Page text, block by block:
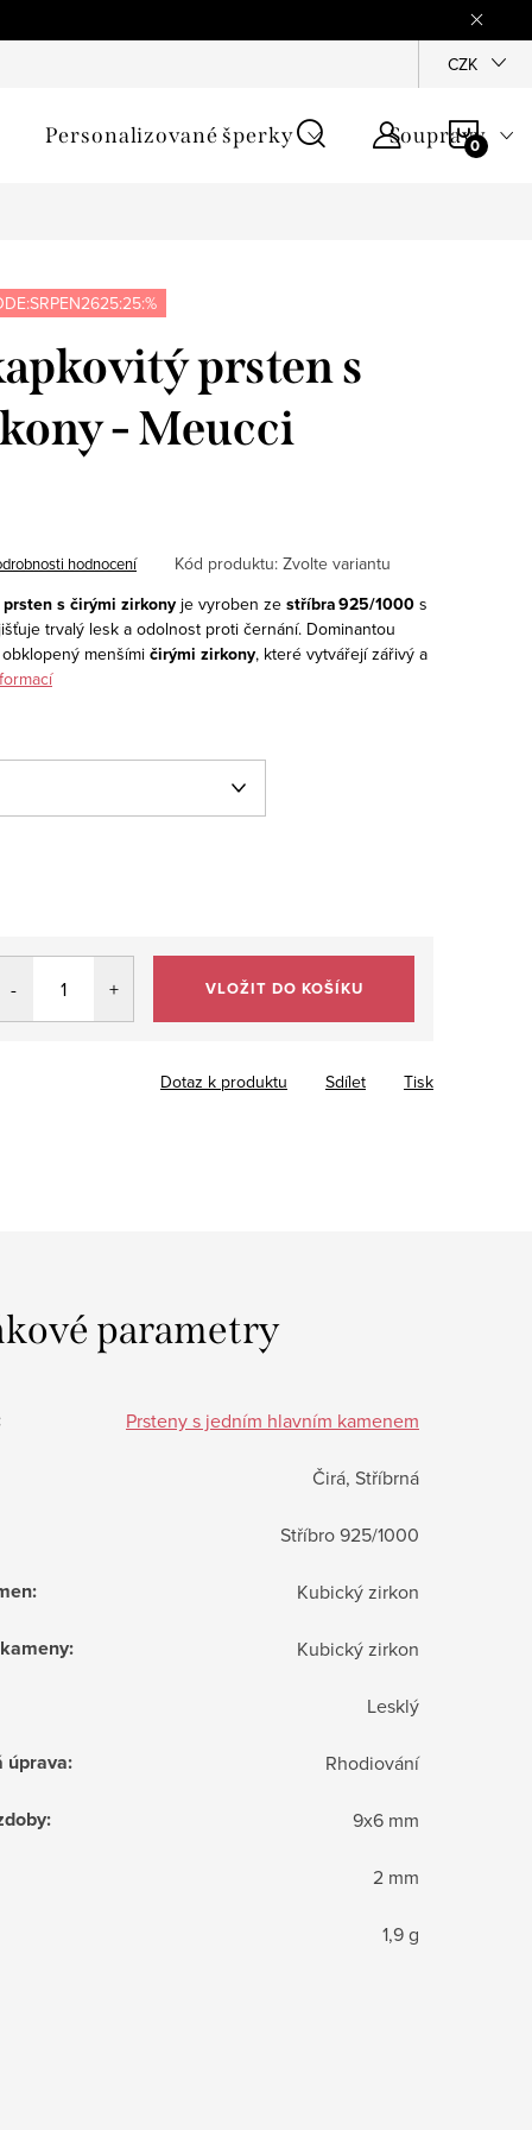
Jak
CZK
Personalizované šperky Soupravy
prsten s
- Meucci
hodnocení Kód produktu: Zvolte variantu
s čirými zirkony je vyroben ze stříbra 925/1000 s
trvalý lesk a odolnost proti černání. Dominantou
obklopený menšímičirými zirkony, které vytvářejí zářivý a
VLOŽIT DO KOŠÍKU
Tisk
Dotaz k produktu Sdílet
parametry
Prsteny s jedním hlavním kamenem
Čirá, Stříbrná
Stříbro 925/1000
: Kubický zirkon
: Kubický zirkon
Lesklý
úprava: Rhodiování
: 9x6 mm
2 mm
1,9 g